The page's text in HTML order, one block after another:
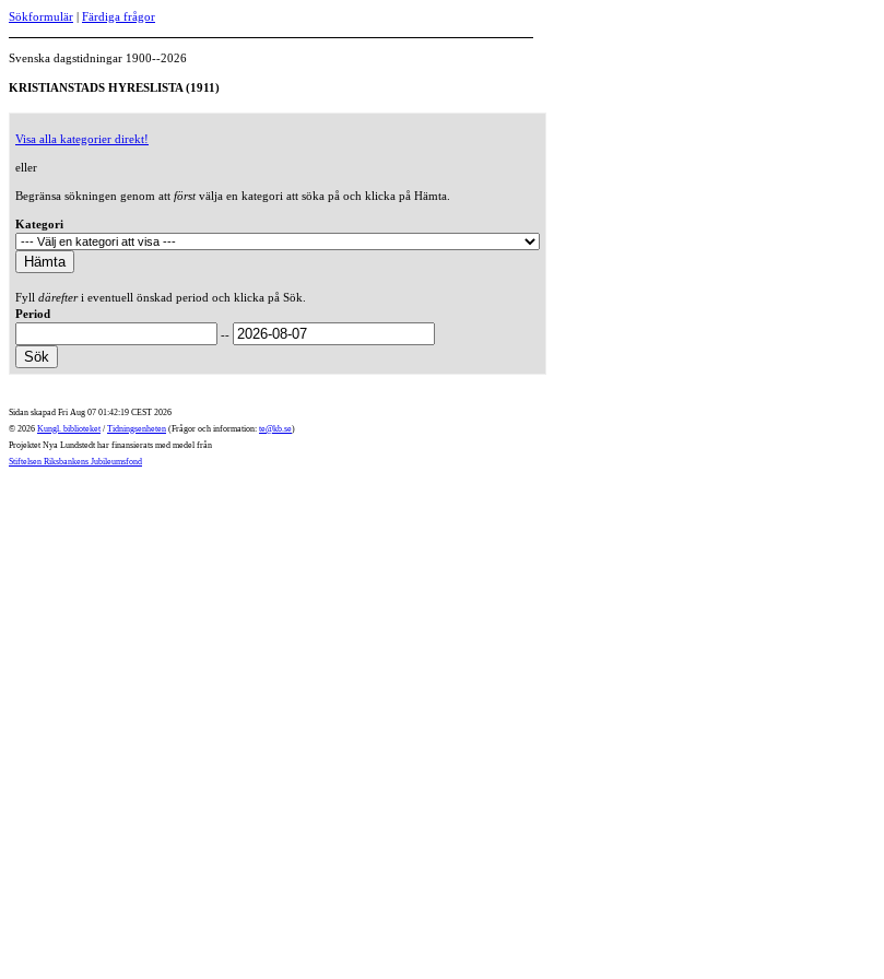
Sökformulär | Färdiga frågor
Svenska dagstidningar 1900--2026
KRISTIANSTADS HYRESLISTA (1911)
Visa alla kategorier direkt!
eller
Begränsa sökningen genom att förstvälja en kategori att söka på och klicka på Hämta.
Kategori
Fyll därefteri eventuell önskad period och klicka på Sök.
Period
--
Sidan skapad Fri Aug 07 01:42:19 CEST 2026
© 2026 Kungl. biblioteket / Tidningsenheten (Frågor och information: te@kb.se)
Projektet Nya Lundstedt har finansierats med medel från
Stiftelsen Riksbankens Jubileumsfond